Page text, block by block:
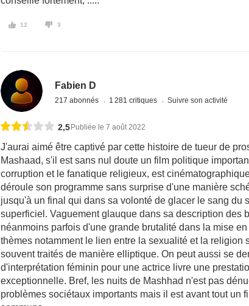
12 3
Fabien D
217 abonnés 1 281 critiques Suivre son activité
2,5 Publiée le 7 août 2022
J'aurai aimé être captivé par cette histoire de tueur de
Mashaad, s'il est sans nul doute un film politique
corruption et le fanatique religieux, est
déroule son programme sans surprise d'une manière
jusqu'à un final qui dans sa volonté de glacer le sang du
superficiel. Vaguement glauque dans sa description des
néanmoins parfois d'une grande brutalité dans la mise
thèmes notamment le lien entre la sexualité et la religion
souvent traités de manière elliptique. On peut aussi se
d'interprétation féminin pour une actrice livre une
exceptionnelle. Bref, les nuits de Mashhad n'est pas
problèmes sociétaux importants mais il est avant tout un